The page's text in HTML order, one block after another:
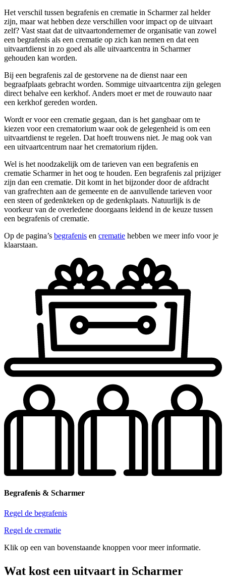
Het verschil tussen begrafenis en crematie in Scharmer zal helder
zijn, maar wat hebben deze verschillen voor impact op de uitvaart
zelf? Vast staat dat de uitvaartondernemer de organisatie van zowel
een begrafenis als een crematie op zich kan nemen en dat een
uitvaartdienst in zo goed als alle uitvaartcentra in Scharmer
gehouden kan worden.
Bij een begrafenis zal de gestorvene na de dienst naar een
begraafplaats gebracht worden. Sommige uitvaartcentra zijn gelegen
direct behalve een kerkhof. Anders moet er met de rouwauto naar
een kerkhof gereden worden.
Wordt er voor een crematie gegaan, dan is het gangbaar om te
kiezen voor een crematorium waar ook de gelegenheid is om een
uitvaartdienst te regelen. Dat hoeft trouwens niet. Je mag ook van
een uitvaartcentrum naar het crematorium rijden.
Wel is het noodzakelijk om de tarieven van een begrafenis en
crematie Scharmer in het oog te houden. Een begrafenis zal prijziger
zijn dan een crematie. Dit komt in het bijzonder door de afdracht
van grafrechten aan de gemeente en de aanvullende tarieven voor
een steen of gedenkteken op de gedenkplaats. Natuurlijk is de
voorkeur van de overledene doorgaans leidend in de keuze tussen
een begrafenis of crematie.
Op de pagina’s begrafenis en crematie hebben we meer info voor je
klaarstaan.
Begrafenis & Scharmer
Regel de begrafenis
Regel de crematie
Klik op een van bovenstaande knoppen voor meer informatie.
Wat kost een uitvaart in Scharmer